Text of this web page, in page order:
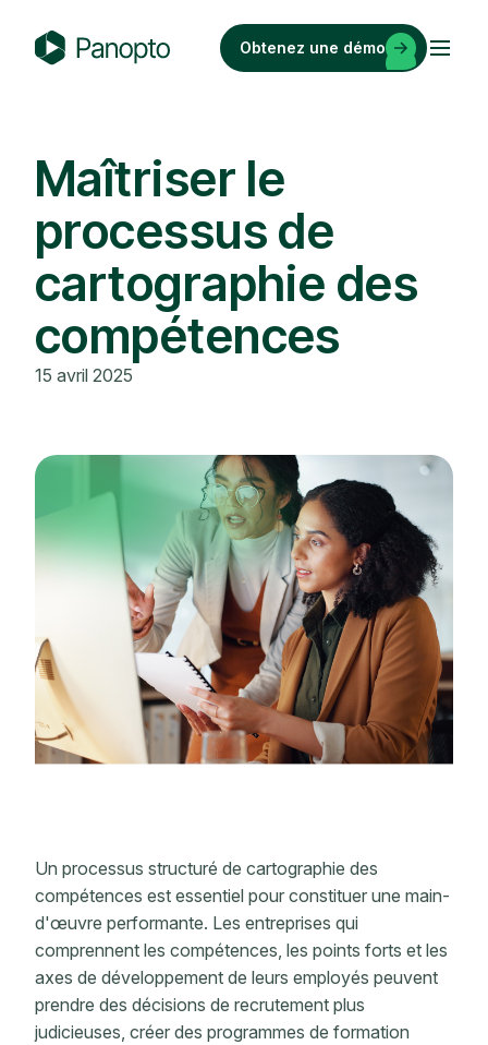
o
o
Obtenez une démo
Maîtriser le
processus de
cartographie des
compétences
15 avril 2025
Un processus structuré de cartographie des
compétences est essentiel pour constituer une main-
d'œuvre performante. Les entreprises qui
comprennent les compétences, les points forts et les
axes de développement de leurs employés peuvent
prendre des décisions de recrutement plus
judicieuses, créer des programmes de formation